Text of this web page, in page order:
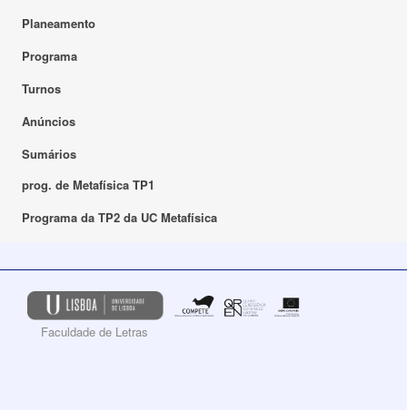
Planeamento
Programa
Turnos
Anúncios
Sumários
prog. de Metafísica TP1
Programa da TP2 da UC Metafísica
Faculdade de Letras